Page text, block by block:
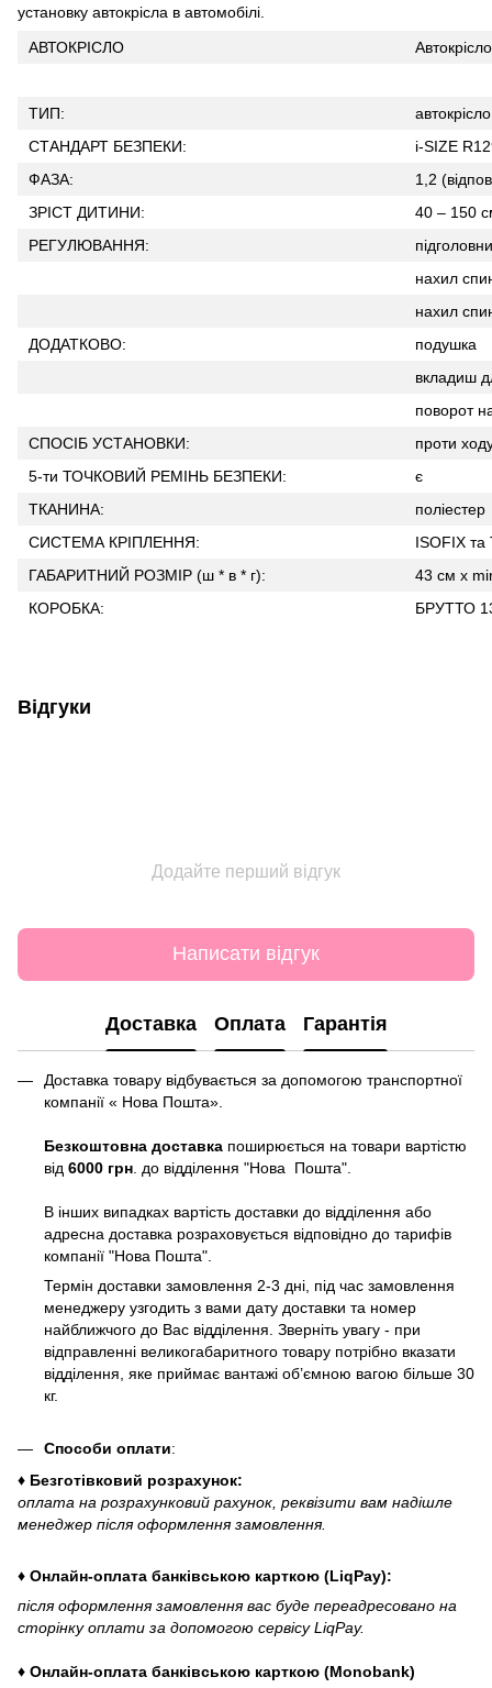
установку автокрісла в автомобілі.
АВТОКРІСЛО
ТИП:
автокрісло
СТАНДАРТ БЕЗПЕКИ:
i-SIZE
ФАЗА:
1,2
ЗРІСТ ДИТИНИ:
40 – 150
РЕГУЛЮВАННЯ:
нахил
нахил
ДОДАТКОВО:
подушка
вкладиш
поворот
СПОСІБ УСТАНОВКИ:
проти
5-ти ТОЧКОВИЙ РЕМІНЬ БЕЗПЕКИ:
є
ТКАНИНА:
поліестер
СИСТЕМА КРІПЛЕННЯ:
ISOFIX та
ГАБАРИТНИЙ РОЗМІР (ш * в * г):
43 см х
КОРОБКА:
БРУТТО
Відгуки
Додайте перший відгук
Написати відгук
Доставка Оплата Гарантія
Доставка товару відбувається за допомогою транспортної
компанії « Нова Пошта».
Безкоштовна доставка поширюється на товари вартістю
від 6000 грн . до відділення "Нова Пошта".
В інших випадках вартість доставки до відділення або
адресна доставка розраховується відповідно до тарифів
компанії "Нова Пошта".
Термін доставки замовлення 2-3 дні, під час замовлення
менеджеру узгодить з вами дату доставки та номер
найближчого до Вас відділення. Зверніть увагу - при
відправленні великогабаритного товару потрібно вказати
відділення, яке приймає вантажі об’ємною вагою більше 30
кг.
Способи оплати:
♦ Безготівковий розрахунок:
оплата на розрахунковий рахунок, реквізити вам надішле
менеджер після оформлення замовлення.
♦ Онлайн-оплата банківською карткою (LiqPay):
після оформлення замовлення вас буде переадресовано на
сторінку оплати за допомогою сервісу LiqPay.
♦ Онлайн-оплата банківською карткою (Monobank)